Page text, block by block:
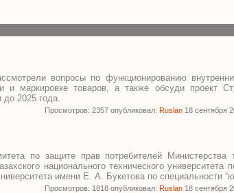
вопросы по функционированию
и маркировке товаров, а также обсуди проект
до 2025 года.
Просмотров: 2357 опубликовал:Ruslan 18 сентября
по защите прав потребителей Министерства
национального технического университета
имени Е. А. Букетова по специальности
Просмотров: 1818 опубликовал:Ruslan 18 сентября